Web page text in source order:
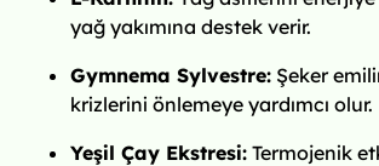
yağ yakımına destek verir.
Gymnema Sylvestre: Şeker
krizlerini önlemeye yardımcı olur.
Yeşil Çay Ekstresi: Termojenik